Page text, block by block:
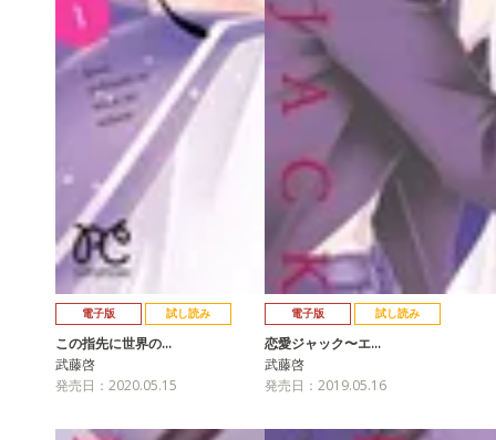
電子版 試し読み
この指先に世界の…
武藤啓
発売日：2020.05.15
電子版 試し読み
恋愛ジャック〜エ…
武藤啓
発売日：2019.05.16